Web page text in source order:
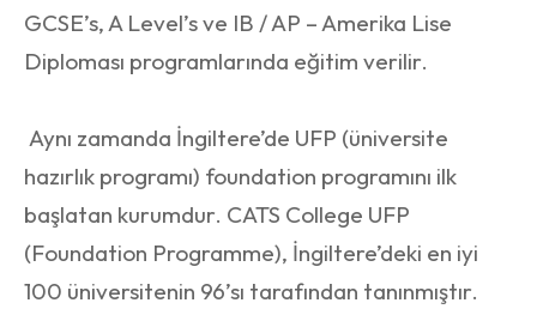
GCSE’s, A Level’s ve IB / AP – Amerika Lise
Diploması programlarında eğitim verilir.
Aynı zamanda İngiltere’de UFP (üniversite
hazırlık programı) foundation programını ilk
başlatan kurumdur. CATS College UFP
(Foundation Programme), İngiltere’deki en iyi
100 üniversitenin 96’sı tarafından tanınmıştır.